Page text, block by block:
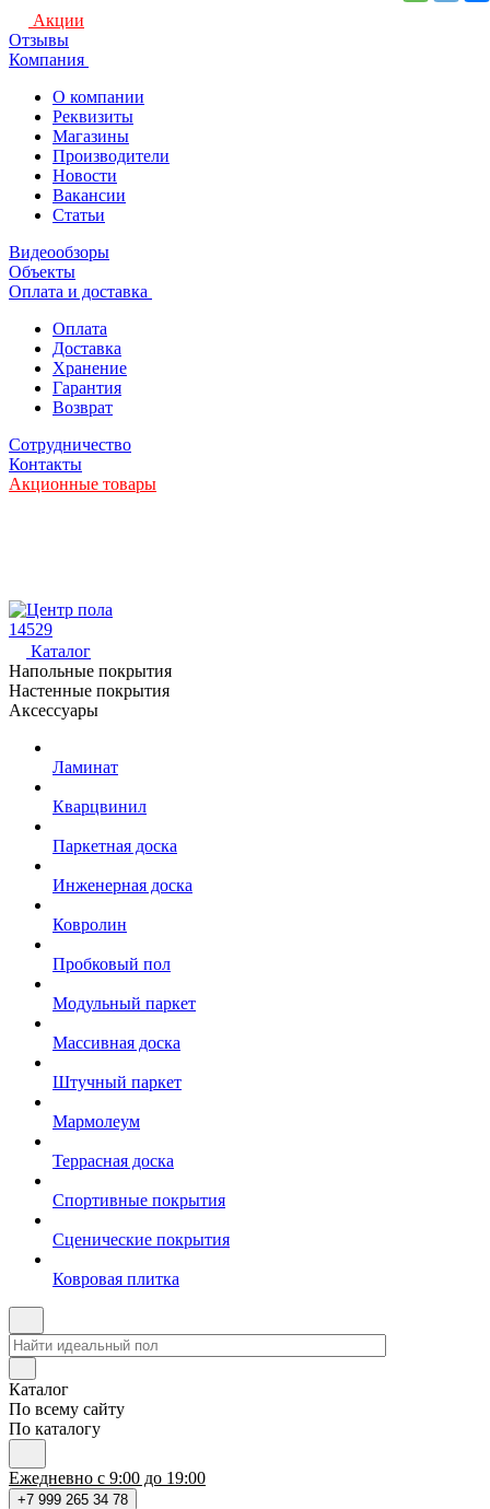
Акции
Отзывы
Компания
О компании
Реквизиты
Магазины
Производители
Новости
Вакансии
Статьи
Видеообзоры
Объекты
Оплата и доставка
Оплата
Доставка
Хранение
Гарантия
Возврат
Сотрудничество
Контакты
Акционные товары
14529
Каталог
Напольные покрытия
Настенные покрытия
Аксессуары
Ламинат
Кварцвинил
Паркетная доска
Инженерная доска
Ковролин
Пробковый пол
Модульный паркет
Массивная доска
Штучный паркет
Мармолеум
Террасная доска
Спортивные покрытия
Сценические покрытия
Ковровая плитка
Каталог
По всему сайту
По каталогу
Ежедневно с 9:00 до 19:00
+7 999 265 34 78